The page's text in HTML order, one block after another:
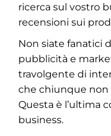
ricerca sul vostro
recensioni sui
Non siate fanatici
pubblicità e
travolgente di
che chiunque non
Questa è l’ultima
business.